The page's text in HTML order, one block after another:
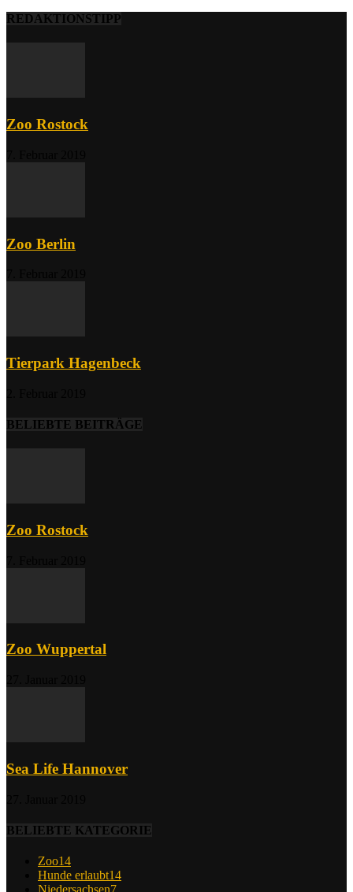
REDAKTIONSTIPP
Zoo Rostock
Zoo Berlin
Tierpark Hagenbeck
BELIEBTE BEITRÄGE
Zoo Rostock
Zoo Wuppertal
Sea Life Hannover
BELIEBTE KATEGORIE
Zoo14
Hunde erlaubt14
Niedersachsen7